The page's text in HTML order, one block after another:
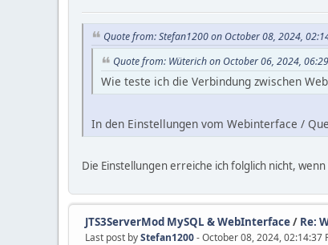
Quote from: Stefan1200 on October 08, 2024,
Quote from: Wüterich on October 06, 2024,
Wie teste ich die Verbindung zwischen
In den Einstellungen vom Webinterface /
Die Einstellungen erreiche ich folglich nicht,
JTS3ServerMod MySQL & WebInterface/ Re:
Last post byStefan1200- October 08, 2024, 02:14:37